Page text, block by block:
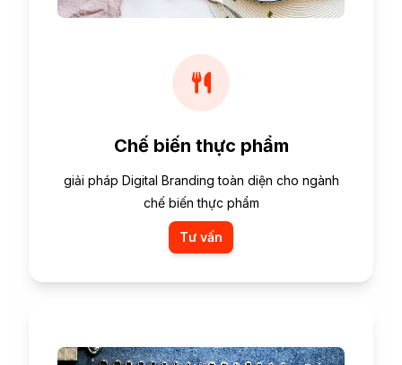
Chế biến thực phẩm
giải pháp Digital Branding toàn diện cho ngành
chế biến thực phẩm
Tư vấn